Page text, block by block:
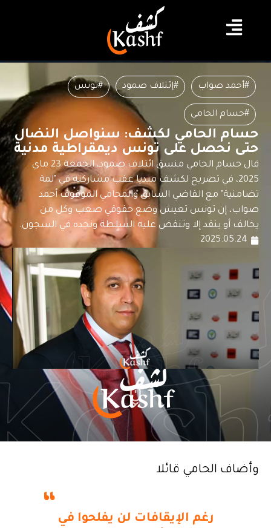
#أحمد صواب #إئتلاف صمود #تونس
#حسام الحامي
حسام الحامي لكشف: سنواصل النضال
حتى نحصل على تونس ديمقراطية مدنية
قال حسام الحامي منسق ائتلاف صمود، الجمعة 23 ماي
2025، في تصريح لكشف ميديا عقب مشاركته في "لمة
تضامنية" مع القاضي السابق والمحامي الموقوف أحمد
صواب، إن تونس تعيش وضع حقوقي صعب وكل من
يخالف أو ينقد إلا وتنقض عليه السلطة ونجده في السجون.
2025.05.24
وأضاف الحامي قائلا
رغم الإيقافات لن يفلحوا في